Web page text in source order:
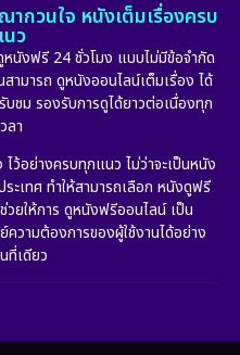
(6)
(11)
(2)
(7)
กวนใจ หนังเต็มเรื่องครบ
ว
นังฟรี 24 ชั่วโมง แบบไม่มีข้อจำกัด
ามารถ ดูหนังออนไลน์เต็มเรื่อง ได้
บชม รองรับการดูได้ยาวต่อเนื่องทุก
ลา
อย่างครบทุกแนว ไม่ว่าจะเป็นหนัง
ะเทศ ทำให้สามารถเลือก หนังดูฟรี
วยให้การ ดูหนังฟรีออนไลน์ เป็น
วามต้องการของผู้ใช้งานได้อย่าง
ที่เดียว